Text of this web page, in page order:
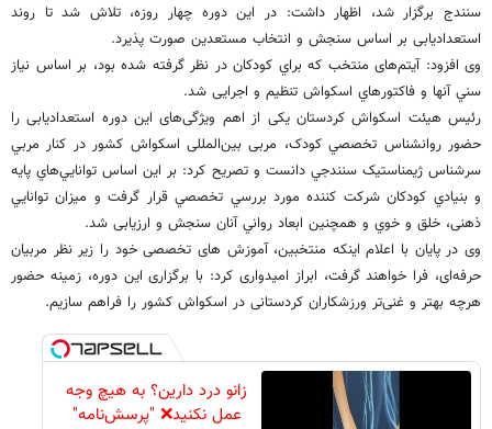
سنندج برگزار شد، اظهار داشت: در این دوره چهار روزه، تلاش شد تا روند
استعدادیابی بر اساس سنجش و انتخاب مستعدین صورت پذیرد.
وی افزود: آيتم‌های منتخب که براي کودکان در نظر گرفته شده بود، بر اساس نياز
سني آنها و فاکتورهاي اسکواش تنظیم و اجرایی شد.
رئیس هیئت اسکواش کردستان یکی از اهم ویژگی‌های این دوره استعدادیابی را
حضور روانشناس تخصصي کودک، مربی بین‌المللی اسکواش کشور در کنار مربي
سرشناس ژيمناستيک سنندجي دانست و تصریح کرد: بر این اساس توانايي‌هاي پايه
و بنيادي کودکان شرکت کننده مورد بررسي تخصصي قرار گرفت و ميزان توانايي
ذهنی، خلق و خوي و همچنین ابعاد رواني آنان سنجش و ارزیابی شد.
وی در پایان با اعلام اینکه منتخبین، آموزش های تخصصی خود را زیر نظر مربیان
حرفه‌ای، فرا خواهند گرفت، ابراز امیدواری کرد: با برگزاری این دوره، زمینه حضور
هرچه بهتر و غنی‌تر ورزشکاران کردستانی در اسکواش کشور را فراهم سازیم.
زانو درد دارین؟ به هیچ وجه
عمل نکنید❌ "پرسش‌نامه"